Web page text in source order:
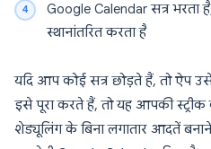
Google Calendar सत्र भरता
स्थानांतरित करता है
यदि आप कोई सत्र छोड़ते हैं, तो ऐप उसे
इसे पूरा करते हैं, तो यह आपकी
शेड्यूलिंग के बिना लगातार आदतें